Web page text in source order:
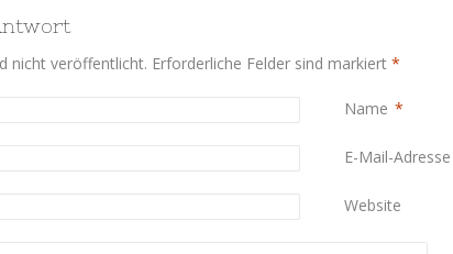
nicht veröffentlicht. Erforderliche Felder sind markiert *
Name *
E-Mail-Adresse
Website